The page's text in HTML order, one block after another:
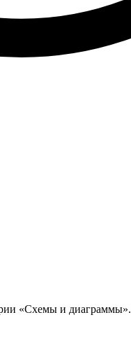
«Схемы и диаграммы».